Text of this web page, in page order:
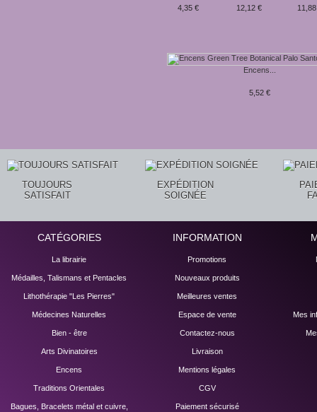
4,35 € 12,12 €
Encens...
5,52 €
TOUJOURS
SATISFAIT
EXPÉDITION
SOIGNÉE
CATÉGORIES
La librairie
Médailles, Talismans et Pentacles
Lithothérapie "Les Pierres"
Médecines Naturelles
Bien - être
Arts Divinatoires
Encens
Traditions Orientales
Bagues, Bracelets métal et cuivre,
INFORMATION
Promotions
Nouveaux produits
Meilleures ventes
Espace de vente
Contactez-nous
Livraison
Mentions légales
CGV
Paiement sécurisé
Mes